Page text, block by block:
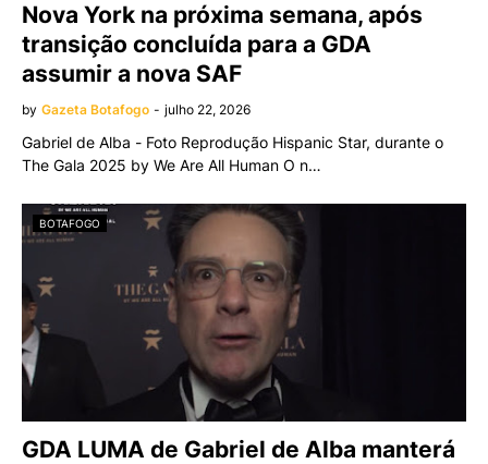
Nova York na próxima semana, após
transição concluída para a GDA
assumir a nova SAF
by Gazeta Botafogo - julho 22, 2026
Gabriel de Alba - Foto Reprodução Hispanic Star, durante o
The Gala 2025 by We Are All Human O n…
BOTAFOGO
GDA LUMA de Gabriel de Alba manterá